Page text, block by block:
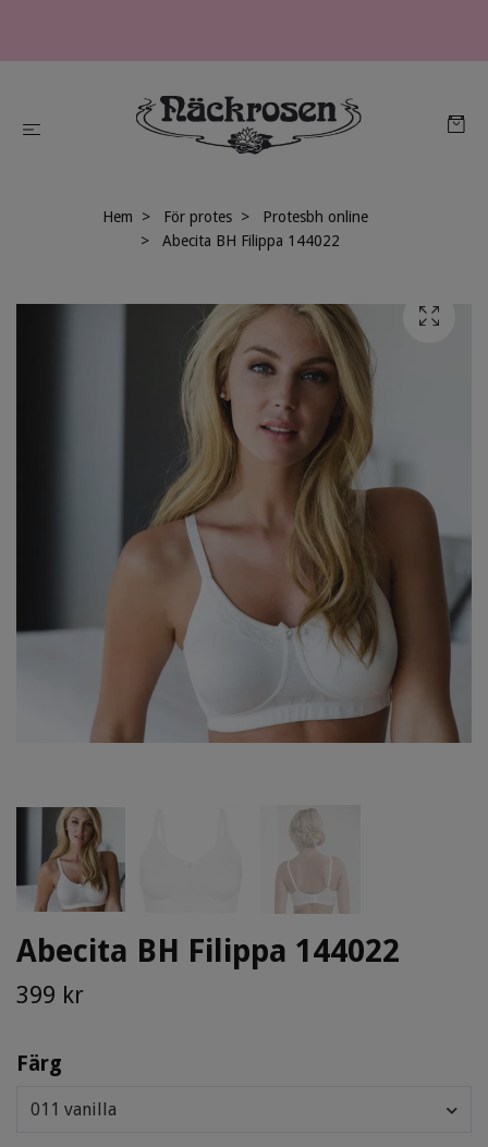
Hem För protes
Protesbh online
Abecita BH Filippa 144022
Abecita BH Filippa 144022
399 kr
Färg
011 vanilla